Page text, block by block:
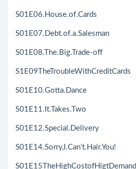
S01E06.House.of.Cards
S01E07.Debt.of.a.Salesman
S01E08.The.Big.Trade-off
S1E09TheTroubleWithCreditCards
S01E10.Gotta.Dance
S01E11.It.Takes.Two
S01E12.Special.Delivery
S01E14.Sorry,I.Can’t.Hair.You!
S01E15TheHighCostofHigtDemand